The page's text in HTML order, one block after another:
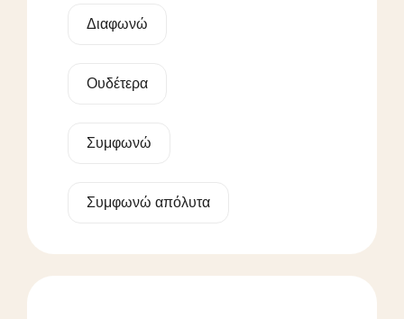
Διαφωνώ
Ουδέτερα
Συμφωνώ
Συμφωνώ απόλυτα